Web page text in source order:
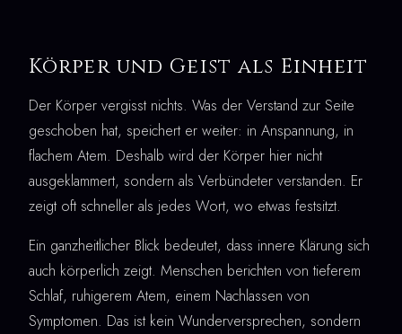
Körper und Geist als Einheit
Der Körper vergisst nichts. Was der Verstand zur Seite
geschoben hat, speichert er weiter: in Anspannung, in
flachem Atem. Deshalb wird der Körper hier nicht
ausgeklammert, sondern als Verbündeter verstanden. Er
zeigt oft schneller als jedes Wort, wo etwas festsitzt.
Ein ganzheitlicher Blick bedeutet, dass innere Klärung sich
auch körperlich zeigt. Menschen berichten von tieferem
Schlaf, ruhigerem Atem, einem Nachlassen von
Symptomen. Das ist kein Wunderversprechen, sondern